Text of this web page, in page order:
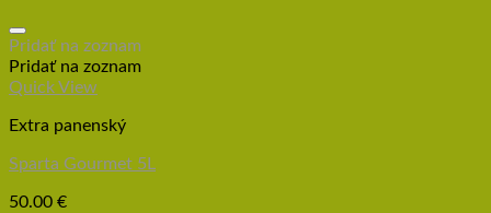
Pridať na zoznam
Pridať na zoznam
Quick View
Extra panenský
Sparta Gourmet 5L
50.00 €